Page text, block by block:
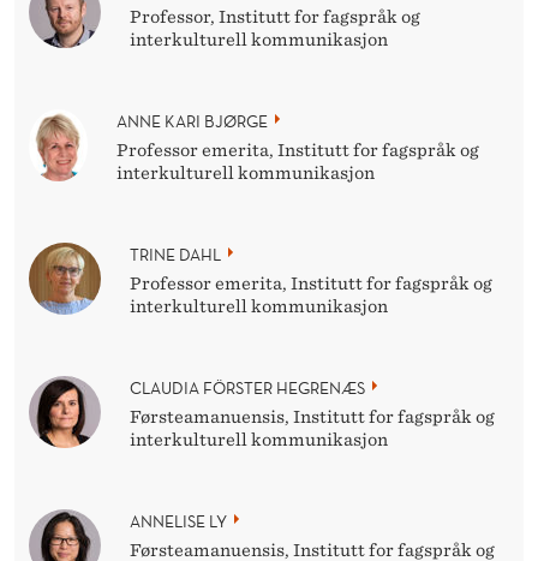
Professor, Institutt for fagspråk og
interkulturell kommunikasjon
ANNE KARI BJØRGE
Professor emerita, Institutt for fagspråk og
interkulturell kommunikasjon
TRINE DAHL
Professor emerita, Institutt for fagspråk og
interkulturell kommunikasjon
CLAUDIA FÖRSTER HEGRENÆS
Førsteamanuensis, Institutt for fagspråk og
interkulturell kommunikasjon
ANNELISE LY
Førsteamanuensis, Institutt for fagspråk og